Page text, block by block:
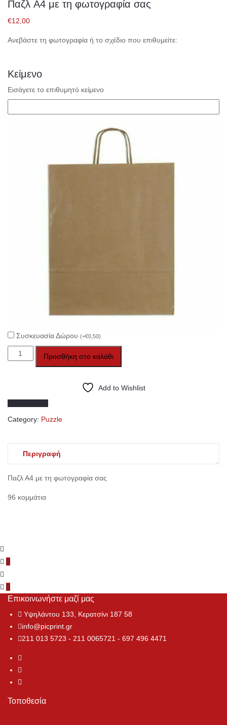
Παζλ A4 με τη φωτογραφία σας
€12,00
Ανεβάστε τη φωτογραφία ή το σχέδιο που επιθυμείτε:
Κείμενο
Εισάγετε το επιθυμητό κείμενο
Συσκευασία Δώρου (+€0,50)
Παζλ
A4
φωτογραφία
ποσότητα
Προσθήκη στο καλάθι
Add to Wishlist
Category: Puzzle
Περιγραφή
Παζλ Α4 με τη φωτογραφία σας
96 κομμάτια
0
0
Επικοινωνήστε μαζί μας
Υψηλάντου 133, Κερατσίνι 187 58
info@picprint.gr
211 013 5723 - 211 0065721 - 697 496 4471
Τοποθεσία